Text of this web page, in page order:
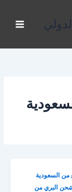
السعودية
البري من